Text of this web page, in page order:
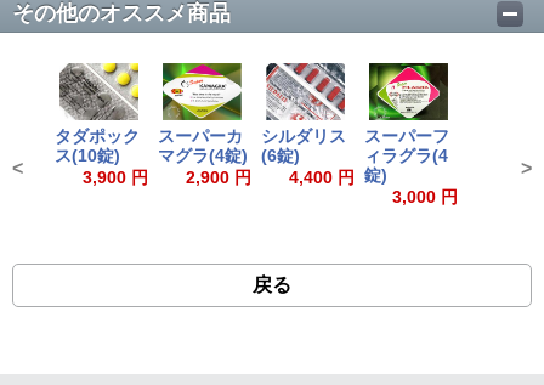
その他のオススメ商品
タダポック
ス(10錠)
3,900 円
スーパーカ
マグラ(4錠)
2,900 円
シルダリス
(6錠)
4,400 円
スーパーフ
ィラグラ(4
錠)
3,000 円
< >
戻る